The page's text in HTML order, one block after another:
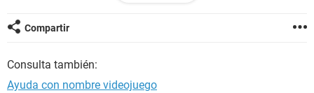
iPhone / Safari 16.3
Compartir
Consulta también:
Ayuda con nombre videojuego